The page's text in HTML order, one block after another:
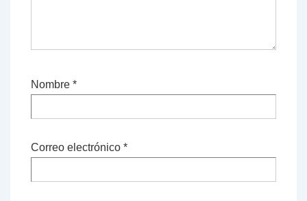
Nombre *
Correo electrónico *